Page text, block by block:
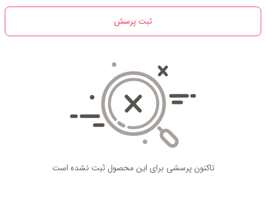
ثبت پرسش
تاکنون پرسشی برای این محصول ثبت نشده است